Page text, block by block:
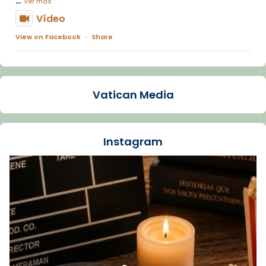
Vídeo
View on Facebook · Share
Arquebisbat de Barcelona
La Carmina va patir depressió. Fa gairebé
dos mesos, a l'Estadi Lluís Companys, la
Recupera l'entrevista comp
Vatican
tican News 👇
www.vaticannews.va/es/iglesia/news/2026-
07/carmina-historia-depresion-papa-viaje-
espana-testimoni...
Foto
Vatican Media
Instagram